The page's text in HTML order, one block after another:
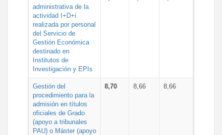
administrativa de la
actividad I+D+i
realizada por personal
del Servicio de
Gestión Económica
destinado en
Institutos de
Investigación y EPIs
Gestión del
procedimiento para la
admisión en títulos
oficiales de Grado
(apoyo a tribunales
PAU) o Máster (apoyo
8,70 8,66 8,66